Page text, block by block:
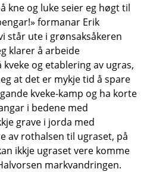
kne og luke seier eg høgt til
formanar Erik
står ute i grønsaksåkeren
klarer å arbeide
og etablering av ugras,
at det er mykje tid å spare
kveke-kamp og ha korte
i bedene med
grave i jorda med
av rothalsen til ugraset, på
ikkje ugraset vere komme
markvandringen.